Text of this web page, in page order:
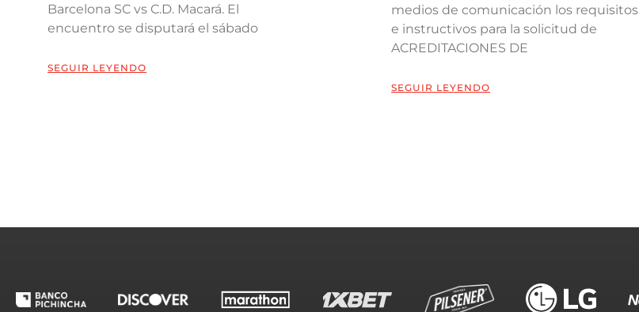
Barcelona SC vs C.D. Macará. El
encuentro se disputará el sábado
SEGUIR LEYENDO
medios de comunicación los requisitos
e instructivos para la solicitud de
ACREDITACIONES DE
SEGUIR LEYENDO